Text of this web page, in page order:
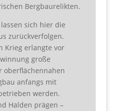
Bergbaurelikten.
sich hier die
zurückverfolgen.
Krieg erlangte vor
große
oberflächennahen
anfangs mit
werden.
Halden prägen –